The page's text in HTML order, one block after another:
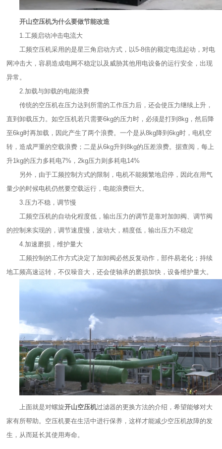
开山空压机为什么要做节能改造
1.工频启动冲击电流大
工频空压机采用的是星三角启动方式，以5-8倍的额定电流起动，对电
网冲击大，容易造成电网不稳定以及威胁其他用电设备的运行安全，出现
异常。
2.加载与卸载的电能浪费
传统的空压机在压力达到所需的工作压力后，还会使压力继续上升，
直到卸载压力。如空压机若只需要6kg的压力时，必须是打到8kg，然后降
至6kg时再加载，因此产生了两个浪费。一个是从8kg降到6kg时，电机空
转，造成严重的空载浪费；二是从6kg升到8kg的压差浪费。据查阅，每上
升1kg的压力多耗电7%，2kg压力则多耗电14%
另外，由于工频控制方式的限制，电机不能频繁地启停，因此在用气
量少的时候电机仍然要空载运行，电能浪费巨大。
3.压力不稳，调节慢
工频空压机的自动化程度低，输出压力的调节是靠对加卸阀、调节阀
的控制来实现的，调节速度慢，波动大，精度低，输出压力不稳定
4.加速磨损，维护量大
工频控制的工作方式决定了加卸阀必然反复动作，部件易老化；持续
地工频高速运转，不仅噪音大，还会使轴承的磨损加快，设备维护量大。
上面就是对螺旋开山空压机过滤器的更换方法的介绍，希望能够对大
家有所帮助。空压机要在生活中进行保养，这样才能减少空压机故障的发
生，从而延长其使用寿命。